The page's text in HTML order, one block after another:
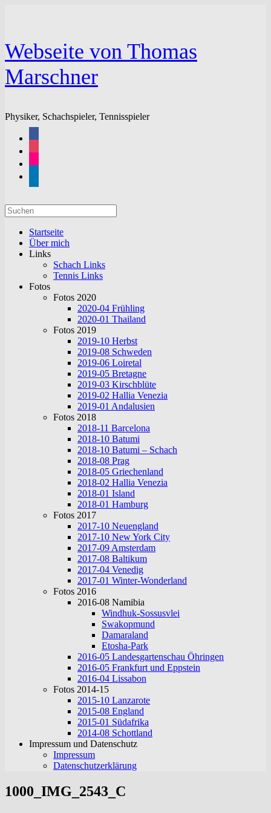
Webseite von Thomas
Marschner
Physiker, Schachspieler, Tennisspieler
Suchen
nach:
Startseite
Über mich
Links
Schach Links
Tennis Links
Fotos
Fotos 2020
2020-04 Frühling
2020-01 Thailand
Fotos 2019
2019-10 Herbst
2019-08 Schweden
2019-06 Loiretal
2019-05 Bretagne
2019-03 Kirschblüte
2019-02 Hallia Venezia
2019-01 Andalusien
Fotos 2018
2018-11 Barcelona
2018-10 Batumi
2018-10 Batumi – Schach
2018-08 Prag
2018-05 Griechenland
2018-02 Hallia Venezia
2018-01 Island
2018-01 Hamburg
Fotos 2017
2017-10 Neuengland
2017-10 New York City
2017-09 Amsterdam
2017-08 Baltikum
2017-04 Venedig
2017-01 Winter-Wonderland
Fotos 2016
2016-08 Namibia
Windhuk-Sossusvlei
Swakopmund
Damaraland
Etosha-Park
2016-05 Landesgartenschau Öhringen
2016-05 Frankfurt und Eppstein
2016-04 Lissabon
Fotos 2014-15
2015-10 Lanzarote
2015-08 England
2015-01 Südafrika
2014-08 Schottland
Impressum und Datenschutz
Impressum
Datenschutzerklärung
1000_IMG_2543_C